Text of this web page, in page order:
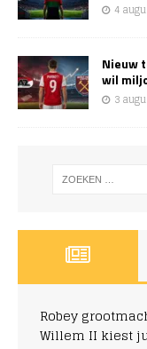
4
Nieuw
wil
3
Robey
Willem II kiest